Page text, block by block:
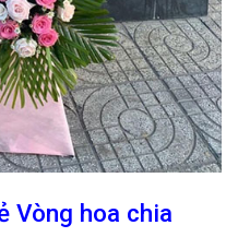
Vòng hoa chia